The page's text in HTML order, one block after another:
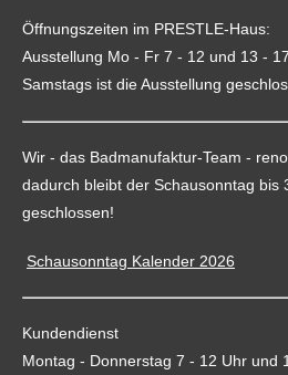
Öffnungszeiten im PRESTLE-Haus:
Ausstellung Mo - Fr 7 - 12 und 13 -
Samstags ist die Ausstellung
Wir - das Badmanufaktur-Team -
dadurch bleibt der Schausonntag bis
geschlossen!
Schausonntag Kalender 2026
Kundendienst
Montag - Donnerstag 7 - 12 Uhr und